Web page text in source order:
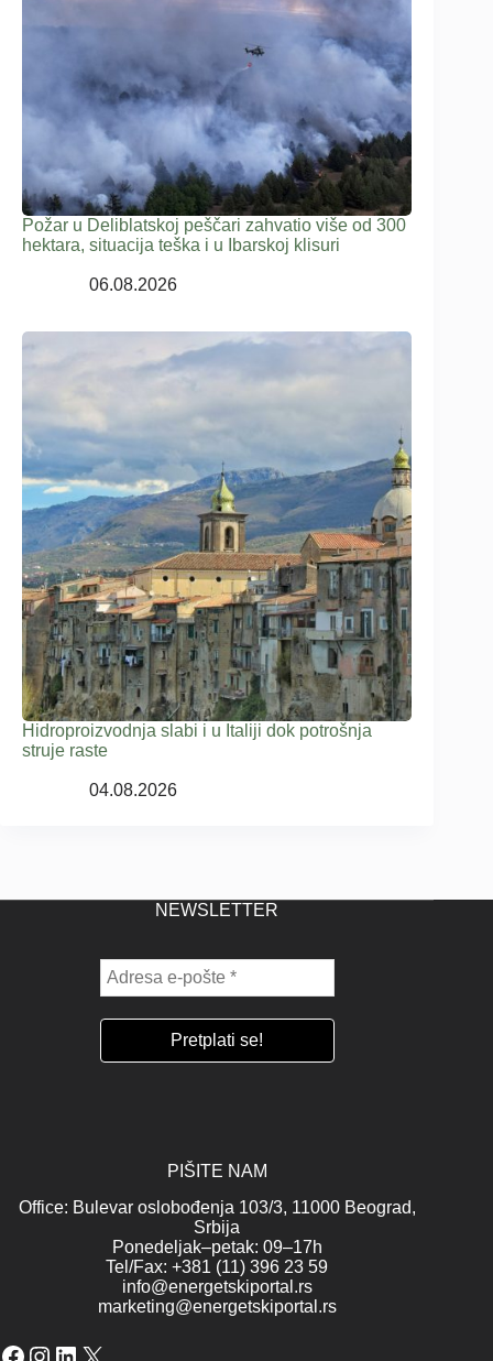
Požar u Deliblatskoj peščari zahvatio više od 300
hektara, situacija teška i u Ibarskoj klisuri
06.08.2026
Hidroproizvodnja slabi i u Italiji dok potrošnja
struje raste
04.08.2026
NEWSLETTER
PIŠITE NAM
Office: Bulevar oslobođenja 103/3, 11000 Beograd,
Srbija
Ponedeljak–petak: 09–17h
Tel/Fax: +381 (11) 396 23 59
info@energetskiportal.rs
marketing@energetskiportal.rs
Facebook
Instagram
LinkedIn
X